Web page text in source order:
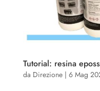
Tutorial: resina
da Direzione| 6 Mag